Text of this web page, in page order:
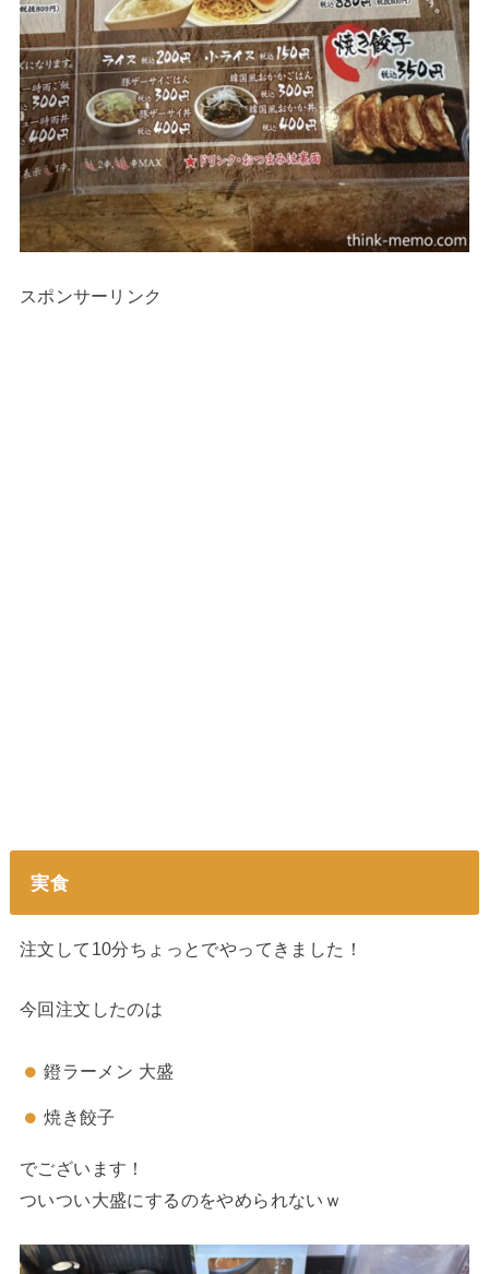
スポンサーリンク
実食
注文して10分ちょっとでやってきました！
今回注文したのは
鐙ラーメン 大盛
焼き餃子
でございます！
ついつい大盛にするのをやめられないｗ